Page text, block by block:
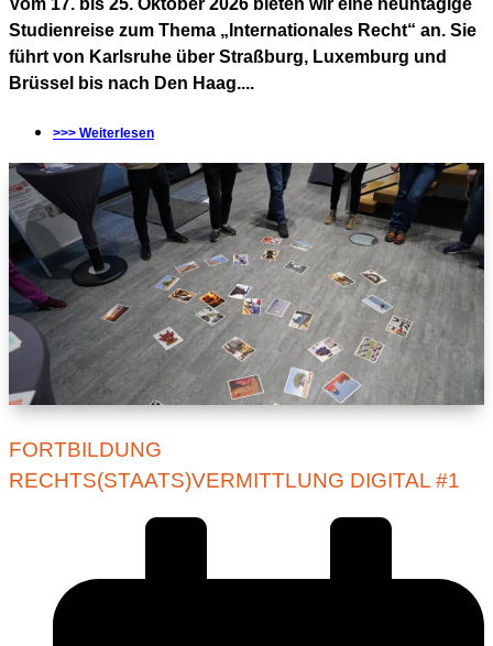
Vom 17. bis 25. Oktober 2026 bieten wir eine neuntägige
Studienreise zum Thema „Internationales Recht“ an. Sie
führt von Karlsruhe über Straßburg, Luxemburg und
Brüssel bis nach Den Haag....
>>> Weiterlesen
FORTBILDUNG
RECHTS(STAATS)VERMITTLUNG DIGITAL #1